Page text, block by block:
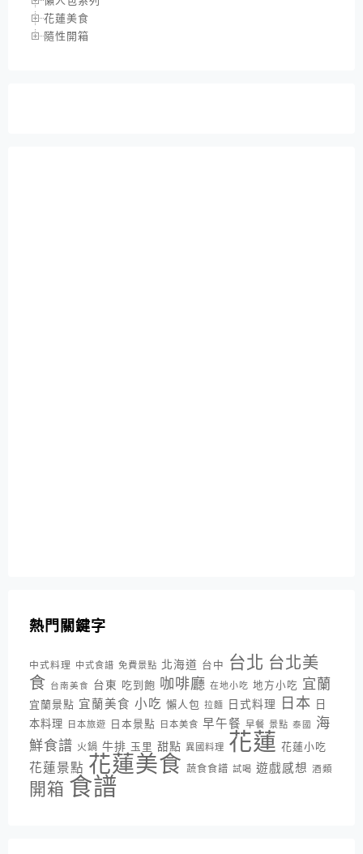
花蓮美食
隨性開箱
熱門關鍵字
中式料理 中式食譜 免費景點 北海道 台中 台北 台北美
食 台南美食 台東 吃到飽 咖啡廳 在地小吃 地方小吃 宜蘭
宜蘭景點 宜蘭美食 小吃 懶人包 拉麵 日式料理 日本 日
本料理
日本旅遊 日本景點 日本美食 早午餐 早餐 景點 泰國
海
鮮食譜 火鍋 牛排 玉里 甜點 異國料理 花蓮 花蓮小吃
花蓮景點 花蓮美食 蔬食食譜 試喝 遊戲感想 酒類
開箱 食譜